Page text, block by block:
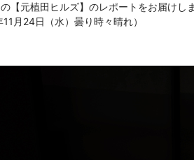
【元植田ヒルズ】のレポートをお届けしま
月24日（水）曇り時々晴れ）